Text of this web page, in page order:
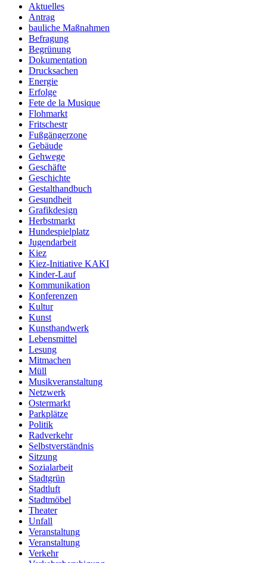
Aktuelles
Antrag
bauliche Maßnahmen
Befragung
Begrünung
Dokumentation
Drucksachen
Energie
Erfolge
Fete de la Musique
Flohmarkt
Fritschestr
Fußgängerzone
Gebäude
Gehwege
Geschäfte
Geschichte
Gestalthandbuch
Gesundheit
Grafikdesign
Herbstmarkt
Hundespielplatz
Jugendarbeit
Kiez
Kiez-Initiative KAKI
Kinder-Lauf
Kommunikation
Konferenzen
Kultur
Kunst
Kunsthandwerk
Lebensmittel
Lesung
Mitmachen
Müll
Musikveranstaltung
Netzwerk
Ostermarkt
Parkplätze
Politik
Radverkehr
Selbstverständnis
Sitzung
Sozialarbeit
Stadtgrün
Stadtluft
Stadtmöbel
Theater
Unfall
Veranstaltung
Veranstaltung
Verkehr